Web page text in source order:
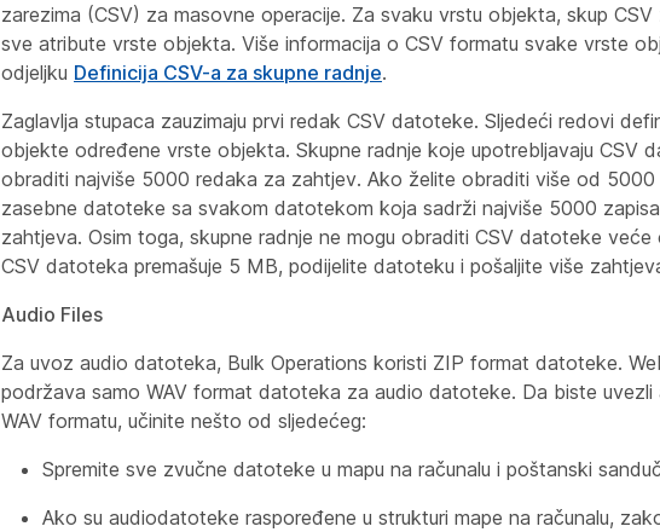
zarezima (CSV) za masovne operacije. Za svaku vrstu objekta, skup CSV
sve atribute vrste objekta. Više informacija o CSV formatu svake vrste
odjeljku Definicija CSV-a za skupne radnje.
Zaglavlja stupaca zauzimaju prvi redak CSV datoteke. Sljedeći redovi
objekte određene vrste objekta. Skupne radnje koje upotrebljavaju CSV
obraditi najviše 5000 redaka za zahtjev. Ako želite obraditi više od 5000
zasebne datoteke sa svakom datotekom koja sadrži najviše 5000
zahtjeva. Osim toga, skupne radnje ne mogu obraditi CSV datoteke
CSV datoteka premašuje 5 MB, podijelite datoteku i pošaljite više
Audio Files
Za uvoz audio datoteka, Bulk Operations koristi ZIP format datoteke.
podržava samo WAV format datoteka za audio datoteke. Da biste
WAV formatu, učinite nešto od sljedećeg:
Spremite sve zvučne datoteke u mapu na računalu i poštanski
Ako su audiodatoteke raspoređene u strukturi mape na računalu,